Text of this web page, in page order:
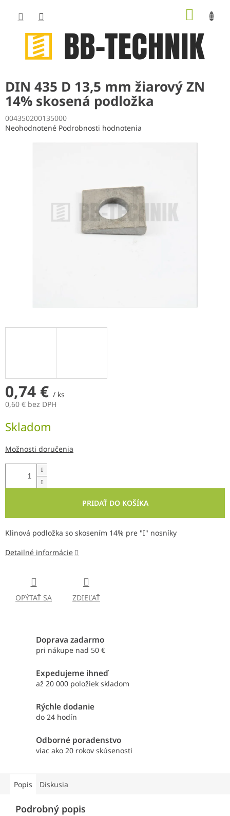
obsah
DIN 435 D 13,5 mm žiarový ZN
14% skosená podložka
004350200135000
Priemerné
Neohodnotené Podrobnosti hodnotenia
0,74 € / ks
0,60 € bez DPH
cena:
Skladom
Možnosti doručenia
PRIDAŤ DO KOŠÍKA
Klinová podložka so skosením 14% pre "I" nosníky
Detailné informácie
OPÝTAŤ SA ZDIEĽAŤ
Doprava zadarmo
pri nákupe nad 50 €
Expedujeme ihneď
až 20 000 položiek skladom
Rýchle dodanie
do 24 hodín
Odborné poradenstvo
viac ako 20 rokov skúsenosti
Popis Diskusia
Podrobný popis